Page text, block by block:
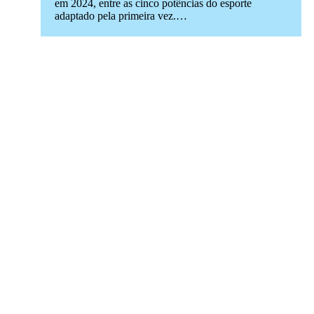
em 2024, entre as cinco potências do esporte
adaptado pela primeira vez.…